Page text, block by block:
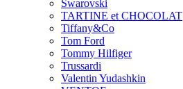
Swarovski
TARTINE et CHOCOLAT
Tiffany&Co
Tom Ford
Tommy Hilfiger
Trussardi
Valentin Yudashkin